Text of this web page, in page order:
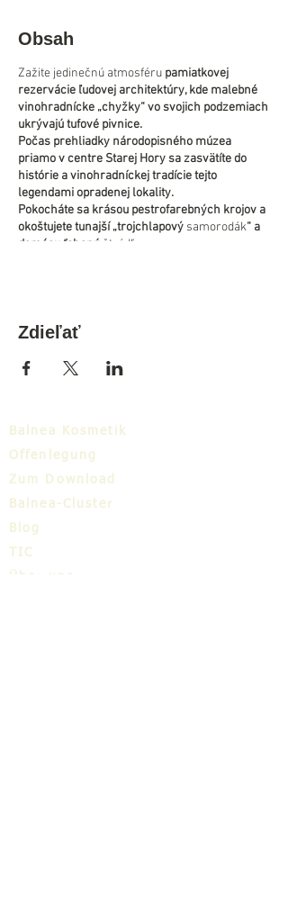
Obsah
Zažite jedinečnú atmosféru pamiatkovej
rezervácie ľudovej architektúry, kde malebné
vinohradnícke „chyžky“ vo svojich podzemiach
ukrývajú tufové pivnice.
Počas prehliadky národopisného múzea
priamo v centre Starej Hory sa zasvätíte do
histórie a vinohradníckej tradície tejto
legendami opradenej lokality.
Pokocháte sa krásou pestrofarebných krojov a
okoštujete tunajší „trojchlapový samorodák“ a
domácu ťahanú štrúdľu.
Minimálny počet prihlásených: 4 osoby
Je nutné sa nahlásiť minimálne deň vopred
centra Dudince.
Aktivita je realizovaná s finančnou podporou
Ministerstva dopravy a výstavby SR!
Zdieľať
Balnea Kosmetik
Offenlegung
Zum Download
Balnea-Cluster
Blog
TIC
Über uns